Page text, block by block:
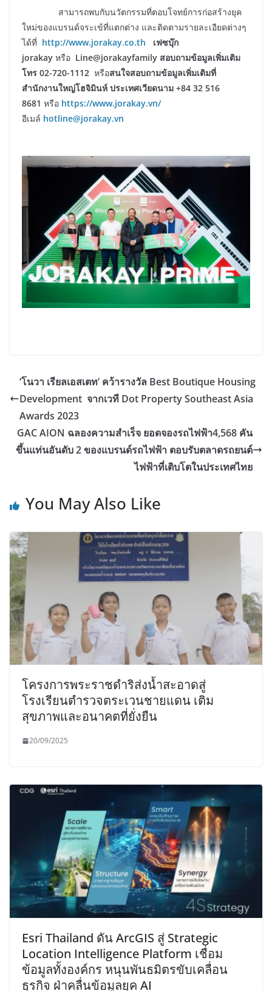
สามารถพบกับนวัตกรรมที่ตอบโจทย์การก่อสร้างยุค
ใหม่ของแบรนด์จระเข้ที่แตกต่าง และติดตามรายละเอียดต่างๆ
ได้ที่ http://www.jorakay.co.th
เฟซบุ๊ก
jorakay หรือ Line@jorakayfamily สอบถามข้อมูลเพิ่มเติม
โทร 02-720-1112 หรือสนใจสอบถามข้อมูลเพิ่มเติมที่
สำนักงานใหญ่โฮจิมินห์ ประเทศเวียดนาม +84 32 516
8681 หรือ https://www.jorakay.vn/
อีเมล์ hotline@jorakay.vn
‘โนวา เรียลเอสเตท’ คว้ารางวัล Best Boutique Housing
Development จากเวที Dot Property Southeast Asia
Awards 2023
GAC AION ฉลองความสำเร็จ ยอดจองรถไฟฟ้า4,568 คัน
ขึ้นแท่นอันดับ 2 ของแบรนด์รถไฟฟ้า ตอบรับตลาดรถยนต์
ไฟฟ้าที่เติบโตในประเทศไทย
You May Also Like
โครงการพระราชดำริส่งน้ำสะอาดสู่
โรงเรียนตำรวจตระเวนชายแดน เติม
สุขภาพและอนาคตที่ยั่งยืน
20/09/2025
Esri Thailand ดัน ArcGIS สู่ Strategic
Location Intelligence Platform เชื่อม
ข้อมูลทั้งองค์กร หนุนพันธมิตรขับเคลื่อน
ธุรกิจ ฝ่าคลื่นข้อมูลยุค AI